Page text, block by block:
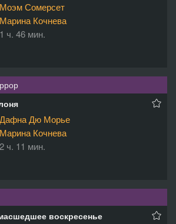
Моэм Сомерсет
Марина Кочнева
1 ч. 46 мин.
Дафна Дю Морье
Марина Кочнева
2 ч. 11 мин.
воскресенье